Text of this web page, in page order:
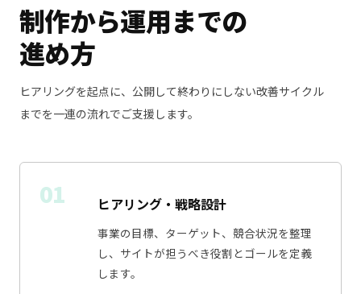
制作から運用までの
進め方
ヒアリングを起点に、公開して終わりにしない改善サイクル
までを一連の流れでご支援します。
01 ヒアリング・戦略設計
事業の目標、ターゲット、競合状況を整理
し、サイトが担うべき役割とゴールを定義
します。